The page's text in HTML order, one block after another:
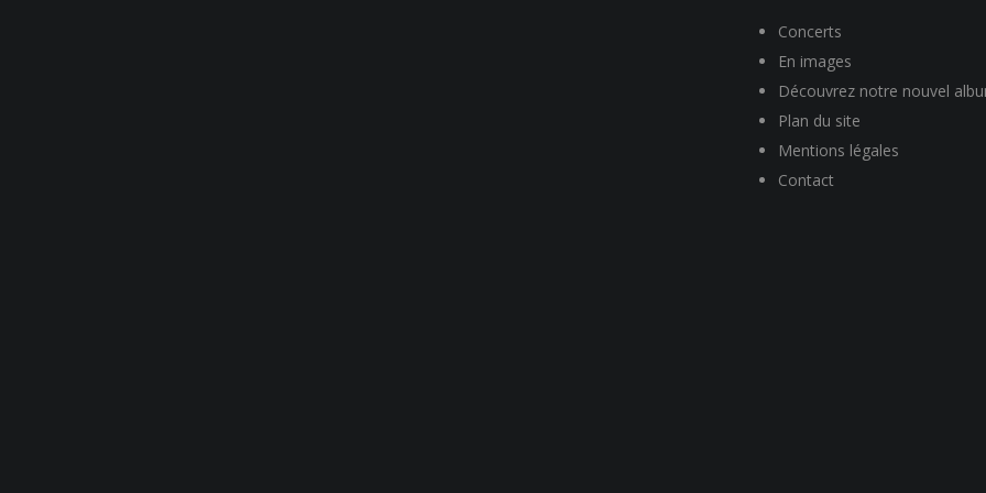
Concerts
En images
Découvrez notre nouvel
Plan du site
Mentions légales
Contact